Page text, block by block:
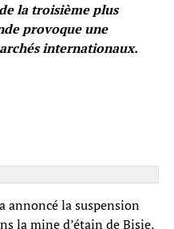
la troisième plus
provoque une
internationaux.
annoncé la suspension
la mine d’étain de Bisie,